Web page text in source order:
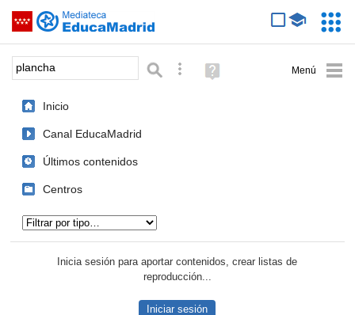
Saltar navegación
Palabra o frase: Búsqueda avanzada
Ayuda
(en
Inicio
Canal EducaMadrid
Últimos contenidos
Centros
Inicia sesión para aportar contenidos, crear listas de
reproducción...
Iniciar sesión